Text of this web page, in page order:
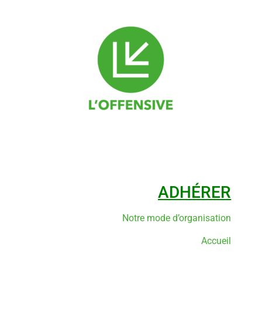
ADHÉRER
Notre mode d’organisation
Accueil